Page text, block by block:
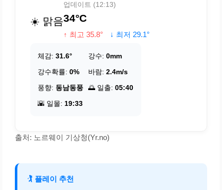
☀️ 맑음
업데이트 (12:13)
34°C
↑ 최고 35.8° ↓ 최저 29.1°
체감: 31.6° 강수: 0mm
강수확률: 0% 바람: 2.4m/s
풍향: 동남동풍 🌅 일출: 05:40
🌇 일몰: 19:33
출처: 노르웨이 기상청(Yr.no)
🏌️ 플레이 추천